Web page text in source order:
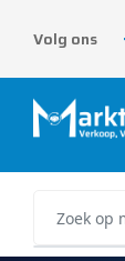
Volg ons